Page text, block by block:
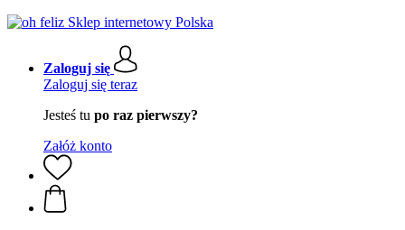
Zaloguj się
Zaloguj się teraz
Jesteś tu po raz pierwszy?
Załóż konto